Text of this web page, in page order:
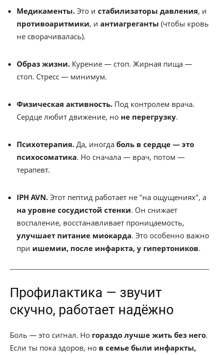
Медикаменты. Это и стабилизаторы давления, и
противоаритмики, и антиагреганты (чтобы кровь
не сворачивалась).
Образ жизни. Курение — стоп. Жирная пища —
стоп. Стресс — минимум.
Физическая активность. Под контролем врача.
Сердце любит движение, но не перегрузку.
Психотерапия. Да, иногда боль в сердце — это
психосоматика. Но сначала — врач, потом —
терапевт.
IPH AVN. Этот пептид работает не "на ощущениях", а
на уровне сосудистой стенки. Он снижает
воспаление, восстанавливает проницаемость,
улучшает питание миокарда. Это особенно важно
при ишемии, после инфаркта, у гипертоников.
Профилактика — звучит
скучно, работает надёжно
Боль — это сигнал. Но гораздо лучше жить без него.
Если ты пока здоров, но в семье были инфаркты,